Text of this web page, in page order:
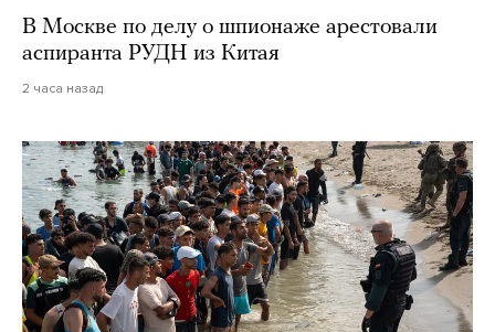
В Москве по делу о шпионаже арестовали
аспиранта РУДН из Китая
2 часа назад